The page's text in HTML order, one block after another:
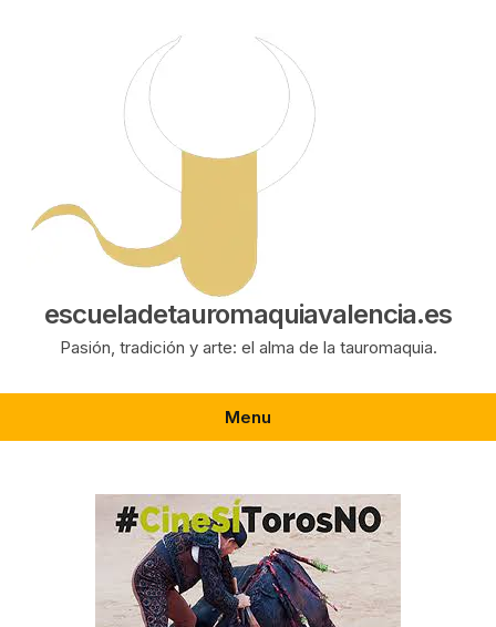
escueladetauromaquiavalencia.es
Pasión, tradición y arte: el alma de la tauromaquia.
Menu